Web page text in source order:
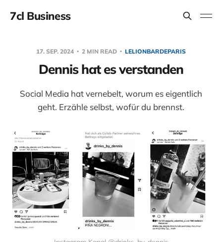
7cl Business
17. SEP. 2024 2 MIN READ LELIONBARDEPARIS
Dennis hat es verstanden
Social Media hat vernebelt, worum es eigentlich
geht. Erzähle selbst, wofür du brennst.